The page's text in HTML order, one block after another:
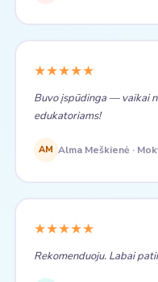
★★★★★
Buvo įspūdinga — vaikai
edukatoriams!
AM Alma Meškienė ·
★★★★★
Rekomenduoju. Labai